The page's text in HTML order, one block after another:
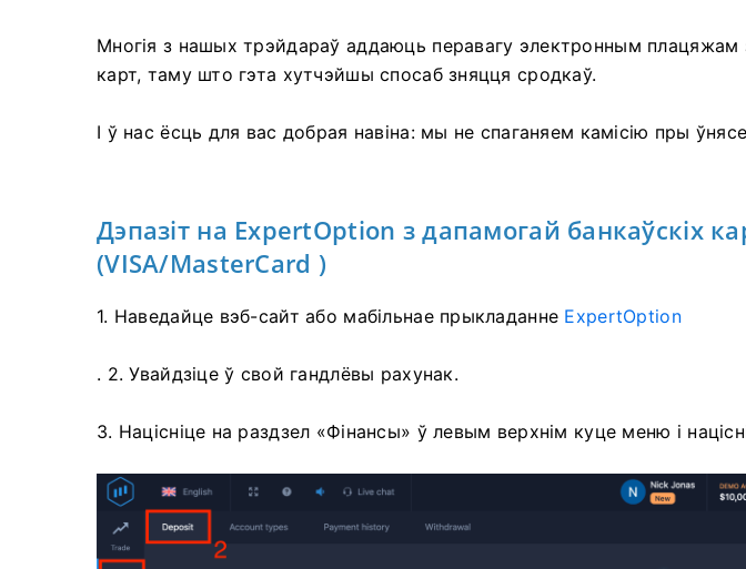
Многія з нашых трэйдараў аддаюць перавагу электронным плацяжам
карт, таму што гэта хутчэйшы спосаб зняцця сродкаў.
І ў нас ёсць для вас добрая навіна: мы не спаганяем камісію пры
Дэпазіт на ExpertOption з дапамогай банкаўскіх
(VISA/MasterCard )
1. Наведайце вэб-сайт або мабільнае прыкладанне ExpertOption
. 2. Увайдзіце ў свой гандлёвы рахунак.
3. Націсніце на раздзел «Фінансы» ў левым верхнім куце меню і